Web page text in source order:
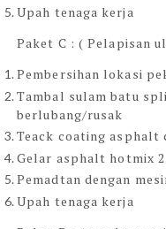
Upah tenaga kerja
Paket C : ( Pelapisan
Pembersihan lokasi
Tambal sulam batu
berlubang/rusak
Teack coating asphalt
Gelar asphalt hotmix 2
Pemadtan dengan
Upah tenaga kerja